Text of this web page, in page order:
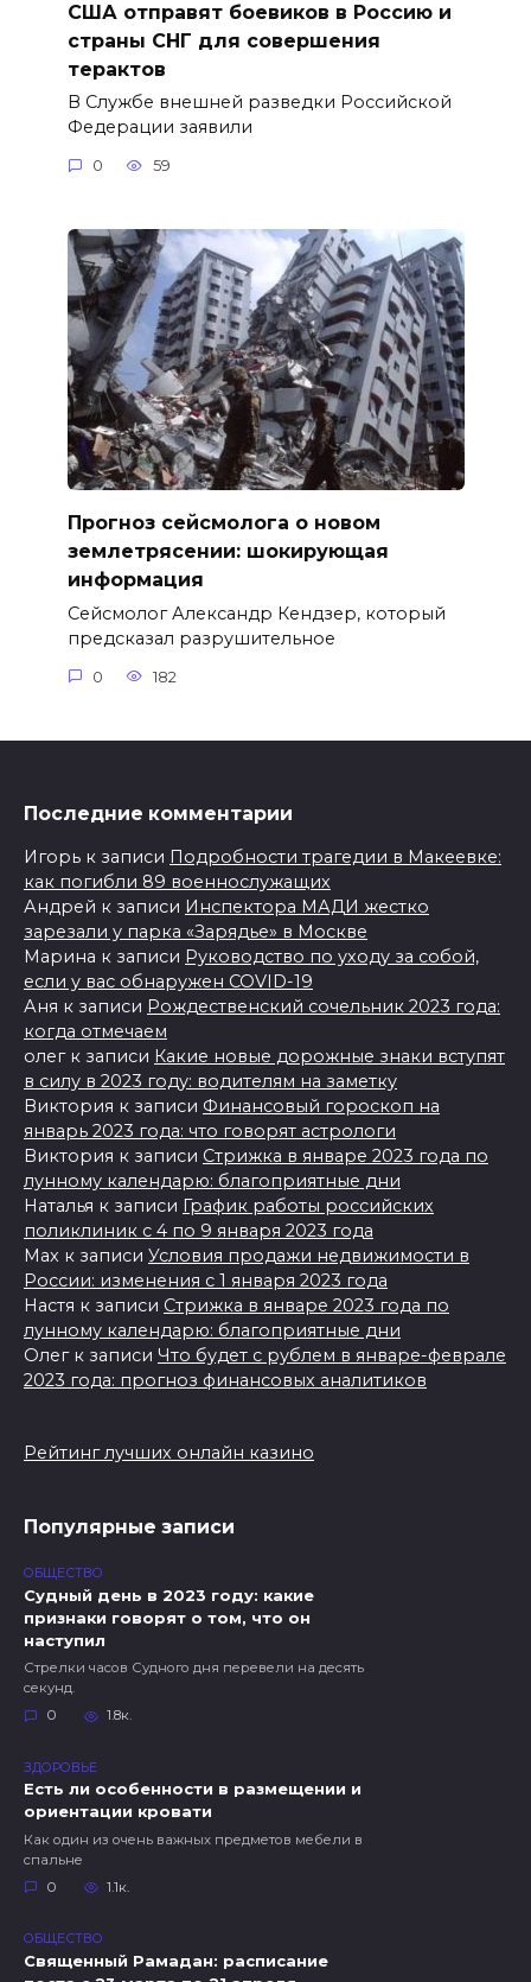
США отправят боевиков в Россию и
страны СНГ для совершения
терактов
В Службе внешней разведки Российской
Федерации заявили
0 59
Прогноз сейсмолога о новом
землетрясении: шокирующая
информация
Сейсмолог Александр Кендзер, который
предсказал разрушительное
0 182
Последние комментарии
Игорь к записи Подробности трагедии в Макеевке:
как погибли 89 военнослужащих
Андрей к записи Инспектора МАДИ жестко
зарезали у парка «Зарядье» в Москве
Марина к записи Руководство по уходу за собой,
если у вас обнаружен COVID-19
Аня к записи Рождественский сочельник 2023 года:
когда отмечаем
олегк записи Какие новые дорожные знаки вступят
в силу в 2023 году: водителям на заметку
Виктория к записи Финансовый гороскоп на
январь 2023 года: что говорят астрологи
Виктория к записи Стрижка в январе 2023 года по
лунному календарю: благоприятные дни
Наталья к записи График работы российских
поликлиник с 4 по 9 января 2023 года
Max к записи Условия продажи недвижимости в
России: изменения с 1 января 2023 года
Настя к записи Стрижка в январе 2023 года по
лунному календарю: благоприятные дни
Олегк записи Что будет с рублем в январе-феврале
2023 года: прогноз финансовых аналитиков
Рейтинг лучших онлайн казино
Популярные записи
ОБЩЕСТВО
Судный день в 2023 году: какие
признаки говорят о том, что он
наступил
Стрелки часов Судного дня перевели на десять
секунд.
0
1.8к.
ЗДОРОВЬЕ
Есть ли особенности в размещении и
ориентации кровати
Как один из очень важных предметов мебели в
спальне
0
1.1к.
ОБЩЕСТВО
Священный Рамадан: расписание